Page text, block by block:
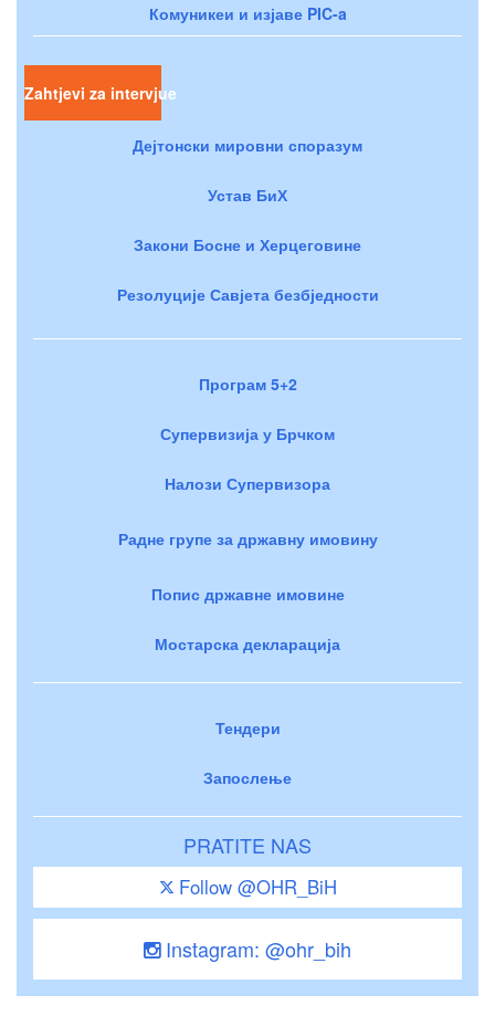
Комуникеи и изјаве PIC-a
Zahtjevi za intervjue
Дејтонски мировни споразум
Устав БиХ
Закони Босне и Херцеговине
Резолуције Савјета безбједности
Програм 5+2
Супервизија у Брчком
Налози Супервизора
Радне групе за државну имовину
Попис државне имовине
Мостарска декларација
Тендери
Запослење
PRATITE NAS
Follow @OHR_BiH
Instagram: @ohr_bih